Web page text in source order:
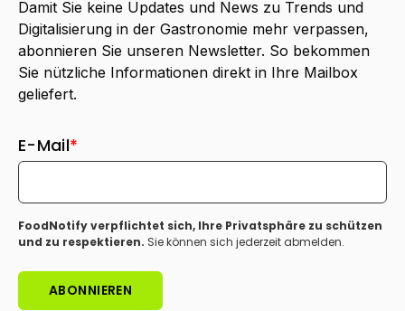
Damit Sie keine Updates und News zu Trends und
Digitalisierung in der Gastronomie mehr verpassen,
abonnieren Sie unseren Newsletter. So bekommen
Sie nützliche Informationen direkt in Ihre Mailbox
geliefert.
E-Mail*
FoodNotify verpflichtet sich, Ihre Privatsphäre zu schützen
und zu respektieren. Sie können sich jederzeit abmelden.